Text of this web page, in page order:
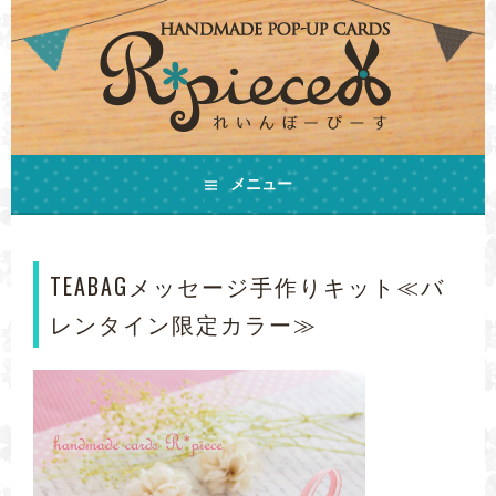
コ
ン
テ
ン
ツ
へ
キ
ッ
プ
ハンドメイドカード
ーす)
手作りの飛び出すカードとHAPPYをお届けします
メニュー
TEABAGメッセージ手作りキット≪バ
レンタイン限定カラー≫